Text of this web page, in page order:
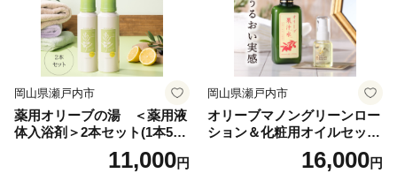
岡山県瀬戸内市
薬用オリーブの湯 ＜薬用液
体入浴剤＞2本セット(1本500
11,000円
岡山県瀬戸内市
オリーブマノングリーンロー
ション＆化粧用オイルセット
美容グッズ スキンケア 化粧
16,000円